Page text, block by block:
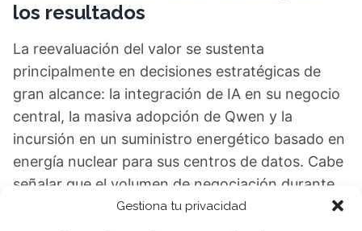
Gestiona tu privacidad
los resultados
La reevaluación del valor se sustenta
principalmente en decisiones estratégicas de
gran alcance: la integración de IA en su negocio
central, la masiva adopción de Qwen y la
incursión en un suministro energético basado en
energía nuclear para sus centros de datos. Cabe
señalar que el volumen de negociación durante
la sesión del repunte fue inferior al promedio, lo